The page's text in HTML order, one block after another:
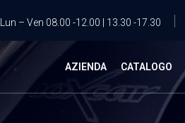
Lun – Ven 08.00 -12.00 | 13.30 -17.30
AZIENDA CATALOGO